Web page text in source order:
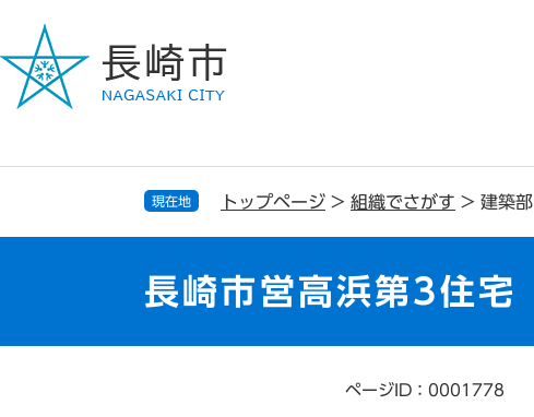
ジ
で
ュ
ば
現在地 トップページ > 組織でさがす > 建築部
長崎市営高浜第3住宅
ページID：0001778